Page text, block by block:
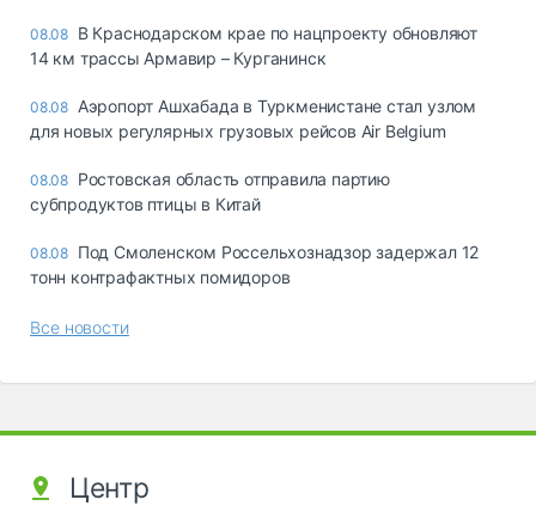
08.08 В Краснодарском крае по нацпроекту обновляют
14 км трассы Армавир – Курганинск
08.08 Аэропорт Ашхабада в Туркменистане стал узлом
для новых регулярных грузовых рейсов Air Belgium
08.08 Ростовская область отправила партию
субпродуктов птицы в Китай
08.08 Под Смоленском Россельхознадзор задержал 12
тонн контрафактных помидоров
Все новости
Центр